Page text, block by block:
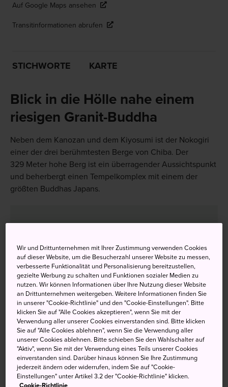
Auf Google Maps ansehen
Transitinformationen abrufen
STICHWORTE KARTE
Blick in die Hölle nahe einem
riesigen Granit-Buddha
Neben dem Kanozan und dem Kiyosumi ist der Nokogiri
einer der drei berühmtesten Berge von Chiba. Der
329 Meter hohe Berg ist ein überragender Aussichtspunkt
und beherbergt einen Tempelkomplex mit einem der
größten Buddhas Japans.
Fahrt in der Panoramaseilbahn auf den Gipfel
Huldigung vor einem riesigen Granit-Buddha
Blick von der Jigoku-Nozoki-Aussichtsplattform
auf die Bucht von Tokyo und den Berg Fuji
Anfahrt
Der Berg Nokogiri liegt an der Westküste von Chiba,
Wir und Drittunternehmen mit Ihrer Zustimmung verwenden Cookies
auf dieser Website, um die Besucherzahl unserer Website zu messen,
verbesserte Funktionalität und Personalisierung bereitzustellen,
gezielte Werbung zu schalten und Funktionen sozialer Medien zu
nutzen. Wir können Informationen über Ihre Nutzung dieser Website
an Drittunternehmen weitergeben. Weitere Informationen finden Sie
in unserer "Cookie-Richtlinie" und den "Cookie-Einstellungen". Bitte
klicken Sie auf "Alle Cookies akzeptieren", wenn Sie mit der
Verwendung aller unserer Cookies einverstanden sind. Bitte klicken
Sie auf "Alle Cookies ablehnen", wenn Sie die Verwendung aller
unserer Cookies ablehnen. Bitte schieben Sie den Wahlschalter auf
"Aktiv", wenn Sie mit der Verwendung eines Teils unserer Cookies
einverstanden sind. Darüber hinaus können Sie Ihre Zustimmung
jederzeit ändern oder widerrufen, indem Sie auf "Cookie-
Einstellungen" unter Artikel 3.2 der "Cookie-Richtlinie" klicken.
Cookie-Richtlinie